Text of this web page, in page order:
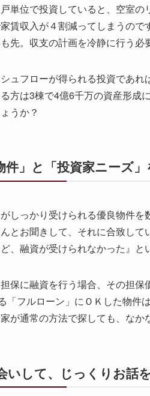
単位で投資していると、空室
賃収入が４割減ってしまうの
先。収支の計画を冷静に行う必
ュフローが得られる投資であ
方は3棟で4億6千万の資産形成
うか？
件」と「投資家ニーズ
がしっかり受けられる優良物件
とお聞きして、それに合致し
、融資が受けられなかった』と
保に融資を行う場合、その担
「フルローン」にＯＫした物件
が通常の方法で探しても、なか
いして、じっくりお話